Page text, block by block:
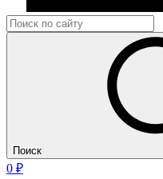
Поиск
0 ₽